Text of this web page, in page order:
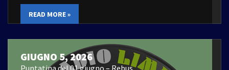
READ MORE »
GIUGNO 5, 2026
Puntatina del 01 giugno – Rebus